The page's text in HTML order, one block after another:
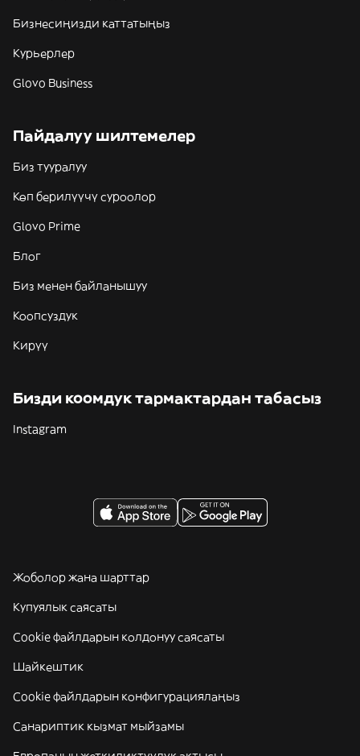
Бизнесиңизди каттатыңыз
Курьерлер
Glovo Business
Пайдалуу шилтемелер
Биз тууралуу
Көп берилүүчү суроолор
Glovo Prime
Блог
Биз менен байланышуу
Коопсуздук
Кирүү
Бизди коомдук тармактардан табасыз
Instagram
Жоболор жана шарттар
Купуялык саясаты
Cookie файлдарын колдонуу саясаты
Шайкештик
Cookie файлдарын конфигурациялаңыз
Санариптик кызмат мыйзамы